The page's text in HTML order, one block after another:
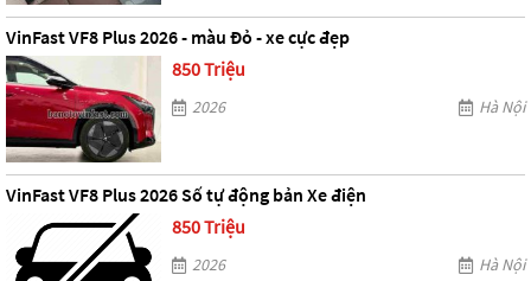
VinFast VF8 Plus 2026 - màu Đỏ - xe cực đẹp
850 Triệu
2026 Hà Nội
VinFast VF8 Plus 2026 Số tự động bản Xe điện
850 Triệu
2026 Hà Nội